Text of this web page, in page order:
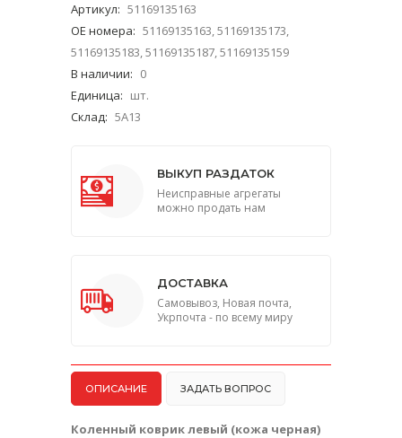
Артикул: 51169135163
ОЕ номера: 51169135163, 51169135173,
51169135183, 51169135187, 51169135159
В наличии: 0
Единица: шт.
Склад: 5A13
ВЫКУП РАЗДАТОК
Неисправные агрегаты
можно продать нам
ДОСТАВКА
Самовывоз, Новая почта,
Укрпочта - по всему миру
ОПИСАНИЕ ЗАДАТЬ ВОПРОС
Коленный коврик левый (кожа черная)